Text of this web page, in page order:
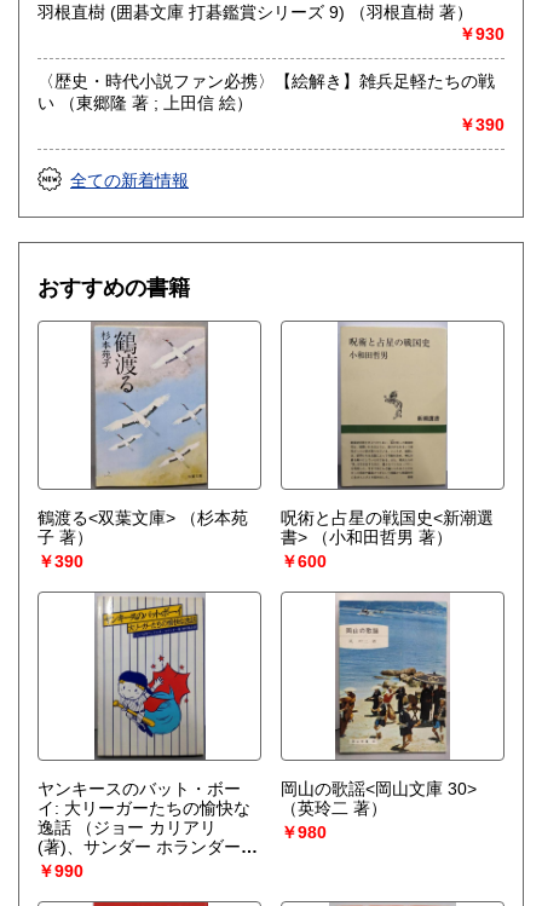
羽根直樹 (囲碁文庫 打碁鑑賞シリーズ 9) （羽根直樹 著）
￥930
〈歴史・時代小説ファン必携〉【絵解き】雑兵足軽たちの戦
い （東郷隆 著 ; 上田信 絵）
￥390
全ての新着情報
おすすめの書籍
鶴渡る<双葉文庫>
（杉本苑
子 著）
￥390
呪術と占星の戦国史<新潮選
書>
（小和田哲男 著）
￥600
ヤンキースのバット・ボー
イ: 大リーガーたちの愉快な
逸話
（ジョー カリアリ
(著)、サンダー ホランダー
(著)、内村祐之 (訳)）
￥990
岡山の歌謡<岡山文庫 30>
（英玲二 著）
￥980